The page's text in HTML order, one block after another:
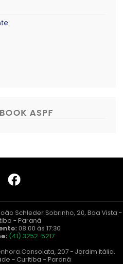
ASPF
Schleder Sobrinho, 20, Boa Vista -
- Paraná
08:00 às 17:30
(41) 3252-5217
Consolata, 207 - Jardim Itália,
- Curitiba - Paraná